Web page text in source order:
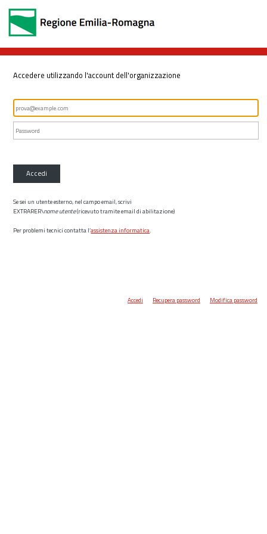
Accedere utilizzando l'account dell'organizzazione
Accedi
Se sei un utente esterno, nel campo email, scrivi
EXTRARER\nome utente(ricevuto tramite email di abilitazione)
Per problemi tecnici contatta l’assistenza informatica.
Accedi Recupera password Modifica password